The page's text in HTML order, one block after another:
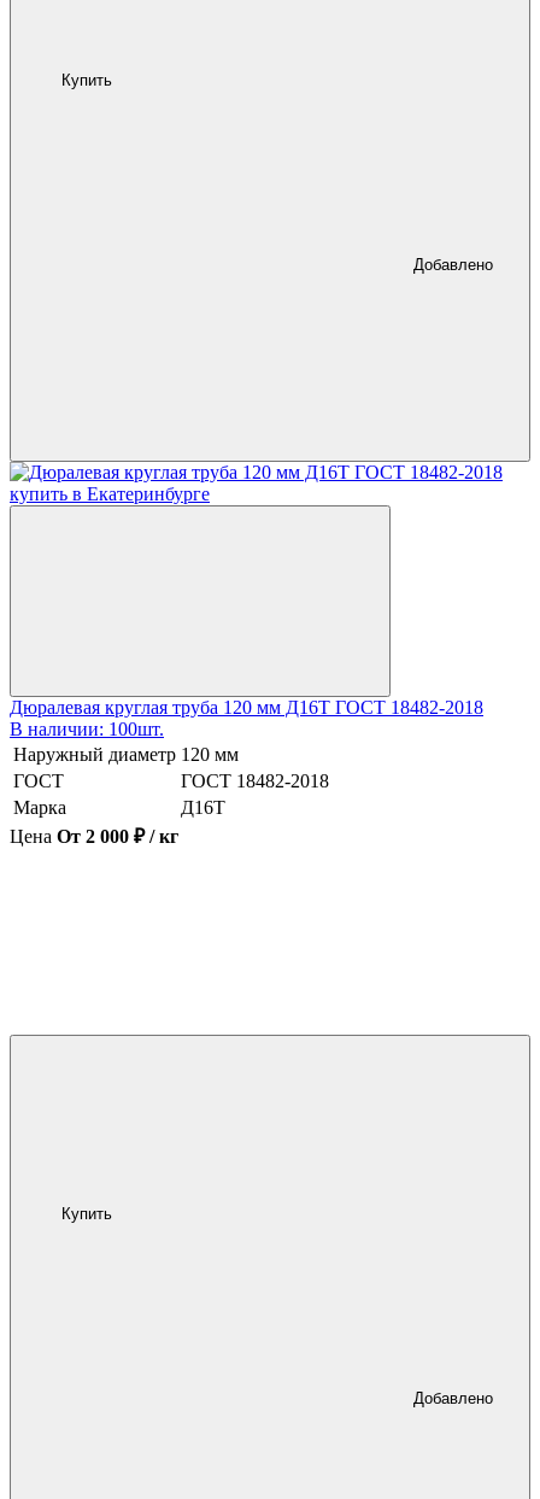
Купить
Добавлено
Дюралевая круглая труба 120 мм Д16Т ГОСТ 18482-2018
В наличии: 100шт.
Наружный диаметр 120 мм
ГОСТ
ГОСТ 18482-2018
Марка
Д16Т
Цена От 2 000 ₽ / кг
Купить
Добавлено